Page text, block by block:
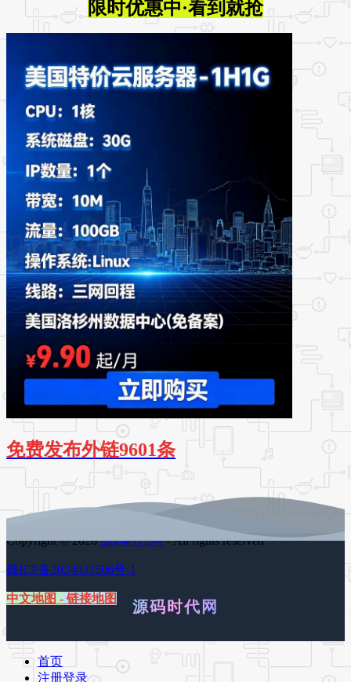
限时优惠中·看到就抢
免费发布外链9601条
Copyright © 2026源码时代网- All rights reserved
赣ICP备2024033506号-1
中文地图 - 链接地图 源码时代网
首页
注册登录